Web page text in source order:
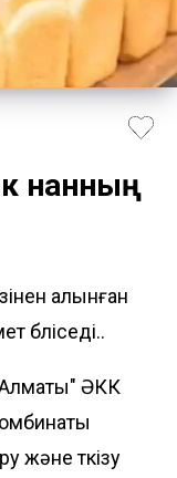
нанның
алынған
бөліседі..
ӘКК
және өткізу